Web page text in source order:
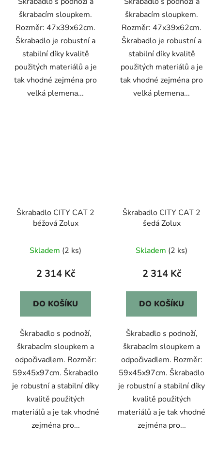
škrabacím sloupkem.
Rozměr: 47x39x62cm.
Škrabadlo je robustní a
stabilní díky kvalitě
použitých materiálů a je
tak vhodné zejména pro
velká plemena...
škrabacím sloupkem.
Rozměr: 47x39x62cm.
Škrabadlo je robustní a
stabilní díky kvalitě
použitých materiálů a je
tak vhodné zejména pro
velká plemena...
Škrabadlo CITY CAT 2
béžová Zolux
Skladem (2 ks)
2 314 Kč
DO KOŠÍKU
Škrabadlo s podnoží,
škrabacím sloupkem a
odpočivadlem. Rozměr:
59x45x97cm. Škrabadlo
je robustní a stabilní díky
kvalitě použitých
materiálů a je tak vhodné
zejména pro...
Škrabadlo CITY CAT 2
šedá Zolux
Skladem (2 ks)
2 314 Kč
DO KOŠÍKU
Škrabadlo s podnoží,
škrabacím sloupkem a
odpočivadlem. Rozměr:
59x45x97cm. Škrabadlo
je robustní a stabilní díky
kvalitě použitých
materiálů a je tak vhodné
zejména pro...